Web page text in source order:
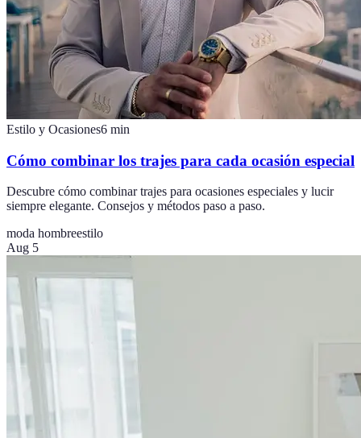
Estilo y Ocasiones6 min
Cómo combinar los trajes para cada ocasión especial
Descubre cómo combinar trajes para ocasiones especiales y lucir
siempre elegante. Consejos y métodos paso a paso.
moda hombreestilo
Aug 5